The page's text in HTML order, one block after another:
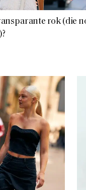
rok (die